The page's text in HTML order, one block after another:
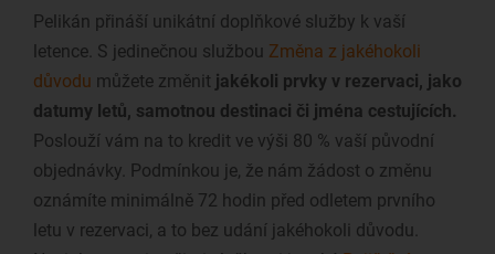
Pelikán přináší unikátní doplňkové služby k vaší
letence. S jedinečnou službou Změna z jakéhokoli
důvodu můžete změnit jakékoli prvky v rezervaci, jako
datumy letů, samotnou destinaci či jména cestujících.
Poslouží vám na to kredit ve výši 80 % vaší původní
objednávky. Podmínkou je, že nám žádost o změnu
oznámíte minimálně 72 hodin před odletem prvního
letu v rezervaci, a to bez udání jakéhokoli důvodu.